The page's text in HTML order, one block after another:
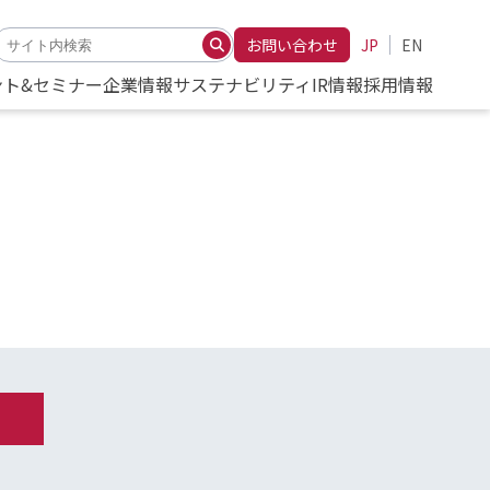
お問い合わせ JP EN
&セミナー企業情報サステナビリティIR情報採用情報